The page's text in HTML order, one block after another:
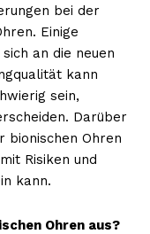
bei der
Einige
an die neuen
kann
sein,
Darüber
bionischen Ohren
Risiken und
kann.
Ohren aus?